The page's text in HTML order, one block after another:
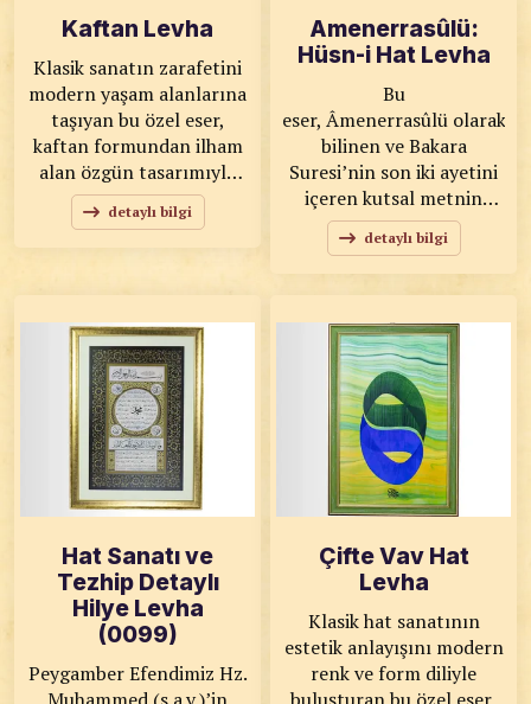
Kaftan Levha
Klasik sanatın zarafetini
modern yaşam alanlarına
taşıyan bu özel eser,
kaftan formundan ilham
alan özgün tasarımıyla
dikkat çeker. İnce işçilikle
hazırlanan kompozisyon,
detaylarda kullanılan
motifler esere derinlik ve
karakter kazandırır. KOD:
0090 SANATKÂR: Ayşe
SELİM ÖLÇÜLER: 30x30
ESER ÖZELLİKLERİ:
Orijinal
detaylı bilgi
Amenerrasûlü:
Hüsn-i Hat Levha
Bu
eser, Âmenerrasûlü olarak
bilinen ve Bakara
Suresi’nin son iki ayetini
içeren kutsal metnin
estetik bir hüsn-i hat
yorumudur. Üst bölümde
yer alan Osmanlı tuğrası,
geleneğe ve tarihsel
mirasa gönderme
yaparken; alt bölümde
akıcı ve dengeli hatlarla
yazılmış ayetler, imanın
esaslarını, Allah’a
teslimiyeti ve müminlerin
duasını ifade eder. KOD:
0096 SANATKÂR: Ahmet
38x62 ESER
ÖZELLİKLERİ: Özel Baskı
detaylı bilgi
Hat Sanatı ve
Tezhip Detaylı
Hilye Levha
(0099)
Peygamber Efendimiz Hz.
Çifte Vav Hat
Levha
Klasik hat sanatının
estetik anlayışını modern
renk ve form diliyle